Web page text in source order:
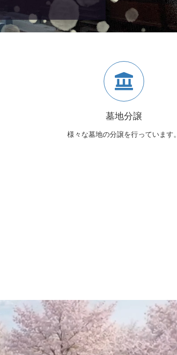
墓地分譲
様々な墓地の分譲を行っています。